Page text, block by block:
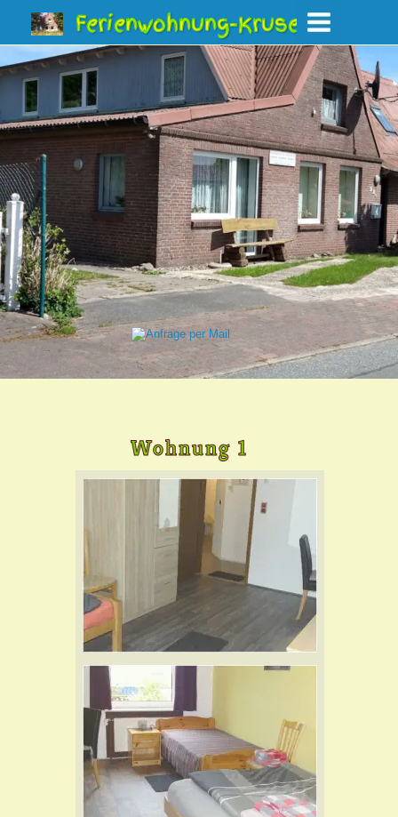
Wohnung 1
Ferienwohnung-Kruse